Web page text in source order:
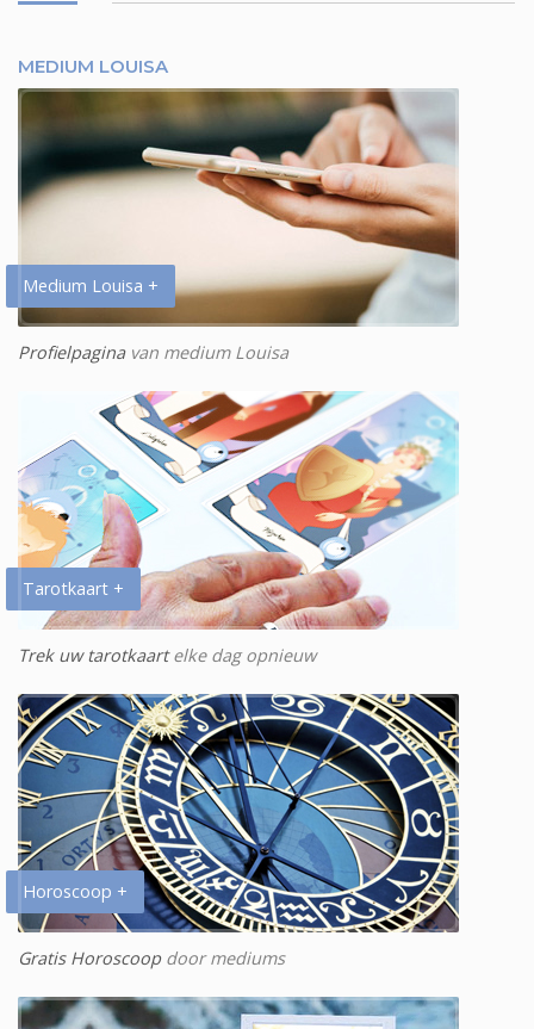
MEDIUM LOUISA
Medium Louisa +
Profielpaginavan medium Louisa
Tarotkaart +
Trek uw tarotkaartelke dag opnieuw
Horoscoop +
Gratis Horoscoopdoor mediums